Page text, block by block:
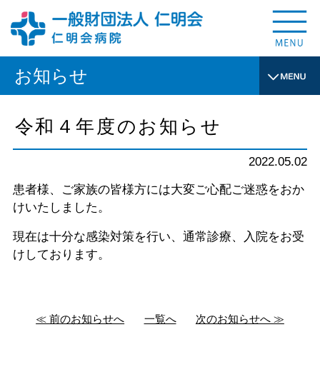
令和４年度のお知らせ
2022.05.02
患者様、ご家族の皆様方には大変ご心配ご迷惑をおか
けいたしました。
現在は十分な感染対策を行い、通常診療、入院をお受
けしております。
≪ 前のお知らせへ 一覧へ 次のお知らせへ ≫
お知らせ